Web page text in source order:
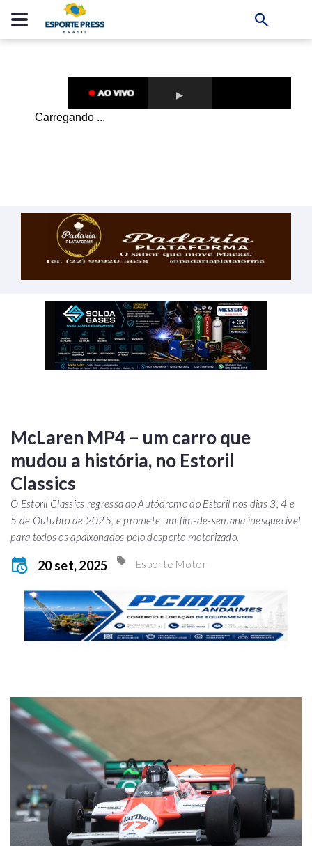
McLaren MP4 – um carro que
mudou a história, no Estoril
Classics
O Estoril Classics regressa ao Autódromo do Estoril nos dias 3, 4 e
5 de Outubro de 2025, e promete um fim-de-semana inesquecível
para todos os apaixonados pelo desporto motorizado.
20 set, 2025 Esporte Motor